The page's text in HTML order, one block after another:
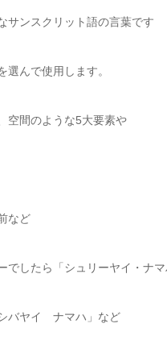
サンスクリット語の言葉です
選んで使用します。
空間のような5大要素や
など
でしたら「シュリーヤイ・ナ
バヤイ ナマハ」など